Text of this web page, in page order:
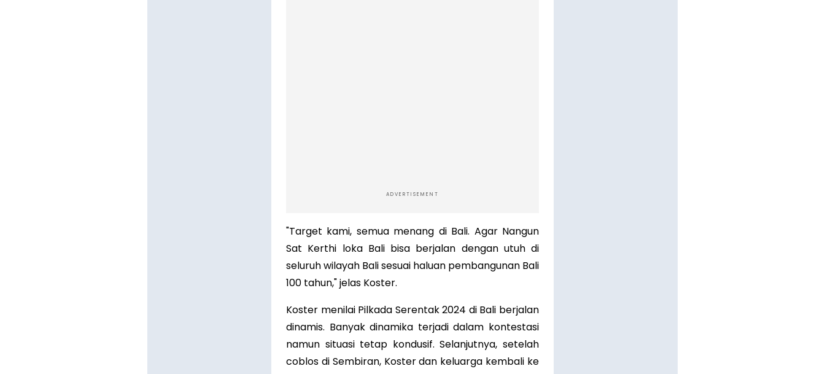
ADVERTISEMENT
"Target kami, semua menang di Bali. Agar Nangun
Sat Kerthi loka Bali bisa berjalan dengan utuh di
seluruh wilayah Bali sesuai haluan pembangunan Bali
100 tahun," jelas Koster.
Koster menilai Pilkada Serentak 2024 di Bali berjalan
dinamis. Banyak dinamika terjadi dalam kontestasi
namun situasi tetap kondusif.Selanjutnya, setelah
coblos di Sembiran, Koster dan keluarga kembali ke